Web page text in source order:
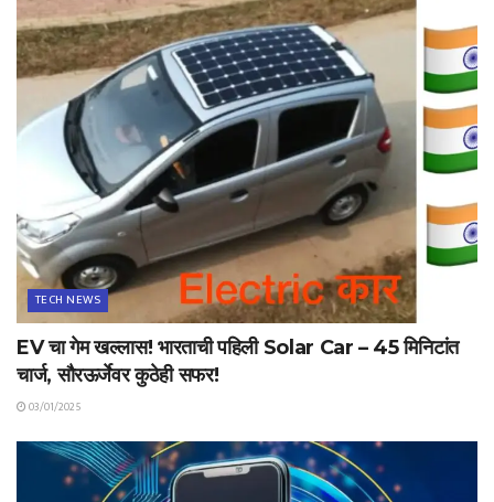
TECH NEWS
EV चा गेम खल्लास! भारताची पहिली Solar Car – 45 मिनिटांत
चार्ज, सौरऊर्जेवर कुठेही सफर!
03/01/2025